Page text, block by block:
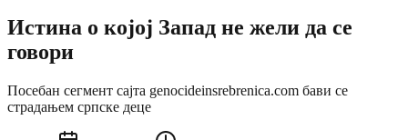
Истина о којој Запад не жели да се
говори
Посебан сегмент сајта genocideinsrebrenica.com бави се
страдањем српске деце